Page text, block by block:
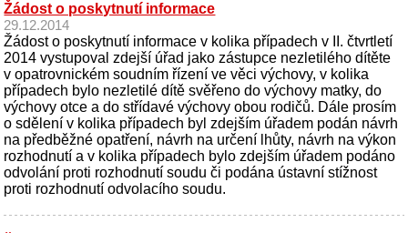
Žádost o poskytnutí informace
29.12.2014
Žádost o poskytnutí informace v kolika případech v II. čtvrtletí
2014 vystupoval zdejší úřad jako zástupce nezletilého dítěte
v opatrovnickém soudním řízení ve věci výchovy, v kolika
případech bylo nezletilé dítě svěřeno do výchovy matky, do
výchovy otce a do střídavé výchovy obou rodičů. Dále prosím
o sdělení v kolika případech byl zdejším úřadem podán návrh
na předběžné opatření, návrh na určení lhůty, návrh na výkon
rozhodnutí a v kolika případech bylo zdejším úřadem podáno
odvolání proti rozhodnutí soudu či podána ústavní stížnost
proti rozhodnutí odvolacího soudu.